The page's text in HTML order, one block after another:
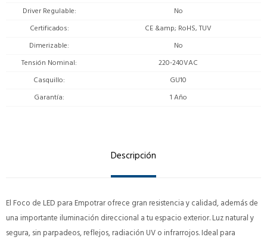
Driver Regulable
No
Certificados
CE &amp; RoHS, TUV
Dimerizable
No
Tensión Nominal
220-240VAC
Casquillo
GU10
Garantía
1 Año
Descripción
El Foco de LED para Empotrar ofrece gran resistencia y calidad, además de
una importante iluminación direccional a tu espacio exterior. Luz natural y
segura, sin parpadeos, reflejos, radiación UV o infrarrojos. Ideal para